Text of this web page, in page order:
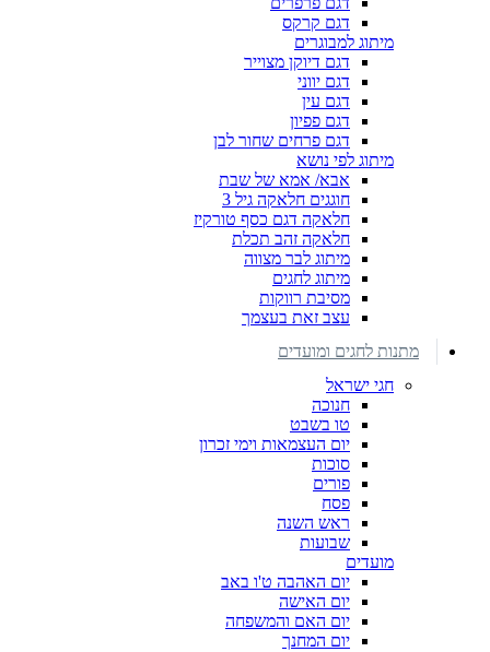
דגם קרקס
מיתוג למבוגרים
דגם דיוקן מצוייר
דגם יווני
דגם עין
דגם פפיון
דגם פרחים שחור לבן
מיתוג לפי נושא
אבא/ אמא של שבת
חוגגים חלאקה גיל 3
חלאקה דגם כסף טורקיז
חלאקה זהב תכלת
מיתוג לבר מצווה
מיתוג לחגים
מסיבת רווקות
עצב זאת בעצמך
מתנות לחגים ומועדים
חגי ישראל
חנוכה
טו בשבט
יום העצמאות וימי זכרון
סוכות
פורים
פסח
ראש השנה
שבועות
מועדים
יום האהבה ט'ו באב
יום האישה
יום האם והמשפחה
יום המחנך